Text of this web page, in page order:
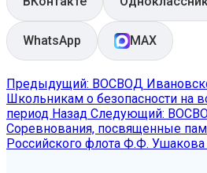
WhatsApp MAX
Предыдущий: ВОСВОД
Школьникам о безопасности на
период Назад Следующий:
Соревнования, посвященные
Российского флота Ф.Ф. Ушакова